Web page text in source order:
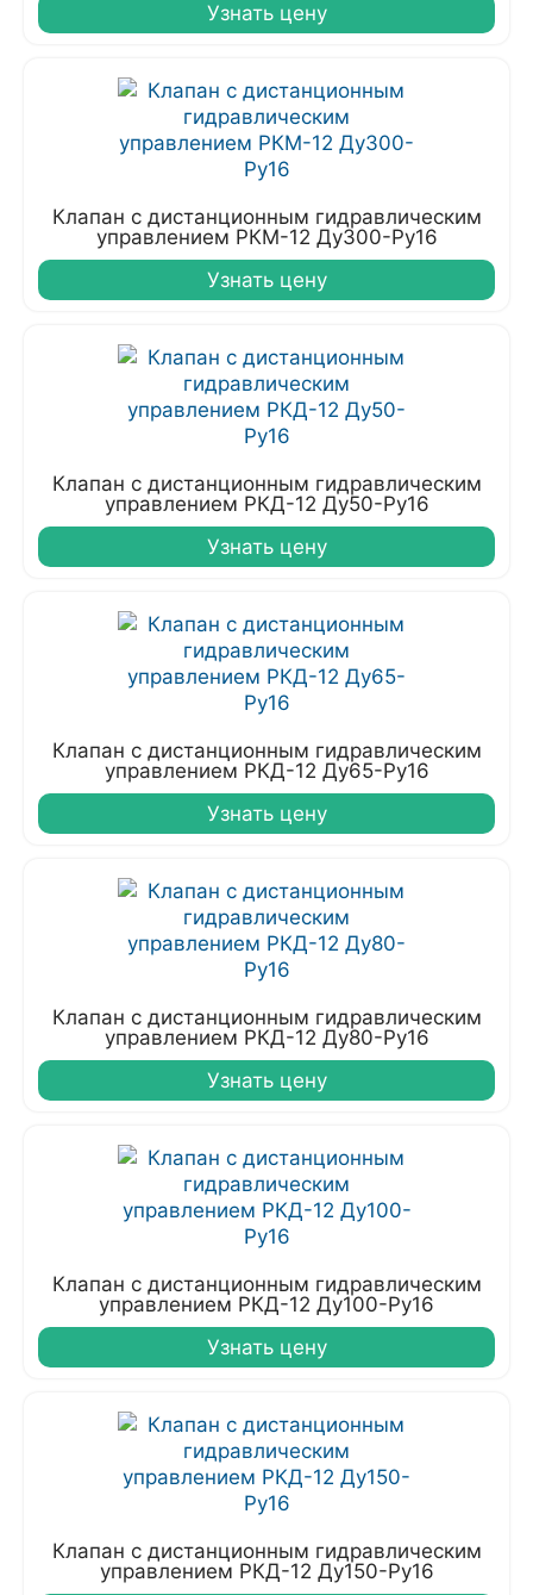
Узнать цену
Клапан с дистанционным гидравлическим
управлением РКМ-12 Ду300-Ру16
Узнать цену
Клапан с дистанционным гидравлическим
управлением РКД-12 Ду50-Ру16
Узнать цену
Клапан с дистанционным гидравлическим
управлением РКД-12 Ду65-Ру16
Узнать цену
Клапан с дистанционным гидравлическим
управлением РКД-12 Ду80-Ру16
Узнать цену
Клапан с дистанционным гидравлическим
управлением РКД-12 Ду100-Ру16
Узнать цену
Клапан с дистанционным гидравлическим
управлением РКД-12 Ду150-Ру16